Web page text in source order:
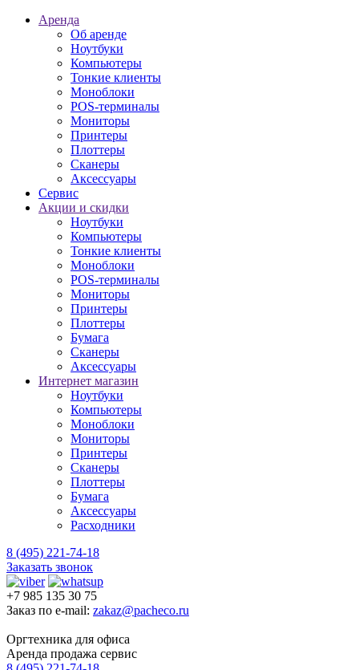
Аренда
Об аренде
Ноутбуки
Компьютеры
Тонкие клиенты
Моноблоки
POS-терминалы
Мониторы
Принтеры
Плоттеры
Сканеры
Аксессуары
Сервис
Акции и скидки
Ноутбуки
Компьютеры
Тонкие клиенты
Моноблоки
POS-терминалы
Мониторы
Принтеры
Плоттеры
Бумага
Сканеры
Аксессуары
Интернет магазин
Ноутбуки
Компьютеры
Моноблоки
Мониторы
Принтеры
Сканеры
Плоттеры
Бумага
Аксессуары
Расходники
8 (495) 221-74-18
Заказать звонок
+7 985 135 30 75
Заказ по e-mail: zakaz@pacheco.ru
Оргтехника для офиса
Аренда продажа сервис